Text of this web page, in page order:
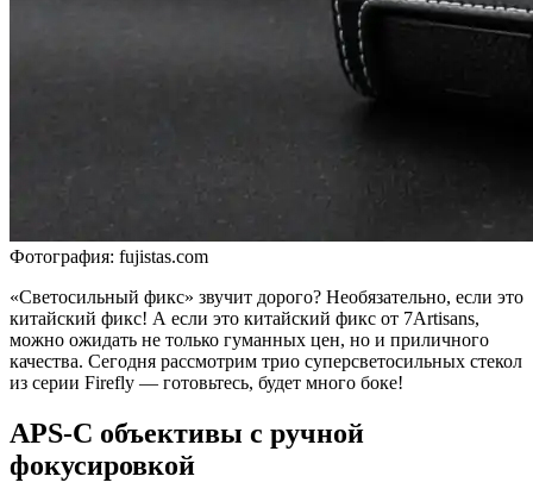
Фотография: fujistas.com
«Светосильный фикс» звучит дорого? Необязательно, если это
китайский фикс! А если это китайский фикс от 7Artisans,
можно ожидать не только гуманных цен, но и приличного
качества. Сегодня рассмотрим трио суперсветосильных стекол
из серии Firefly — готовьтесь, будет много боке!
APS-C объективы с ручной
фокусировкой